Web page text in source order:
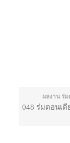
ผลงาน ร่
048 ร่มตอนเดี